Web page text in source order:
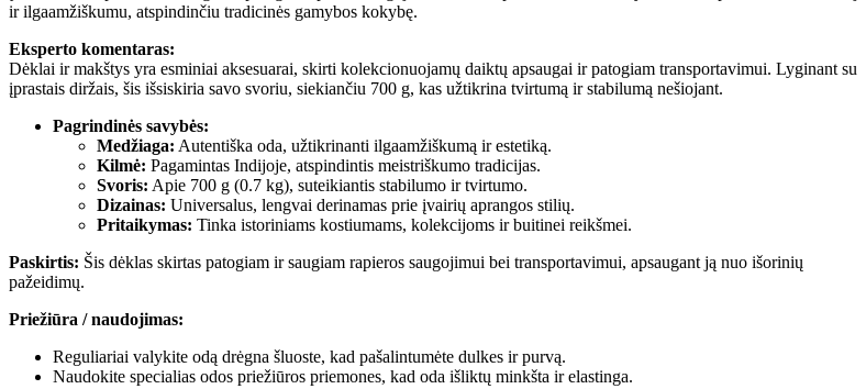
ir ilgaamžiškumu, atspindinčiu tradicinės gamybos kokybę.
Eksperto komentaras:
Dėklai ir makštys yra esminiai aksesuarai, skirti kolekcionuojamų daiktų apsaugai ir patogiam transportavimui. Lyginant su
įprastais diržais, šis išsiskiria savo svoriu, siekiančiu 700 g, kas užtikrina tvirtumą ir stabilumą nešiojant.
Pagrindinės savybės:
Medžiaga: Autentiška oda, užtikrinanti ilgaamžiškumą ir estetiką.
Kilmė: Pagamintas Indijoje, atspindintis meistriškumo tradicijas.
Svoris: Apie 700 g (0.7 kg), suteikiantis stabilumo ir tvirtumo.
Dizainas: Universalus, lengvai derinamas prie įvairių aprangos stilių.
Pritaikymas: Tinka istoriniams kostiumams, kolekcijoms ir buitinei reikšmei.
Paskirtis: Šis dėklas skirtas patogiam ir saugiam rapieros saugojimui bei transportavimui, apsaugant ją nuo išorinių
pažeidimų.
Priežiūra / naudojimas:
Reguliariai valykite odą drėgna šluoste, kad pašalintumėte dulkes ir purvą.
Naudokite specialias odos priežiūros priemones, kad oda išliktų minkšta ir elastinga.